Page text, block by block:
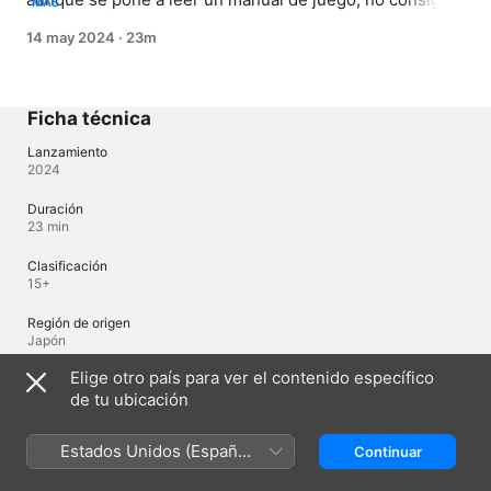
amigos. Finalmente, la situación acaba con una sesión
14 may 2024 · 23m
Ficha técnica
Lanzamiento
2024
Duración
23 min
Clasificación
15+
Región de origen
Japón
© 2024 Eco Mikawa / Shueisha, Kadokawa, Mappa
Idiomas
Elige otro país para ver el contenido específico
de tu ubicación
Estados Unidos (Español
México)
Continuar